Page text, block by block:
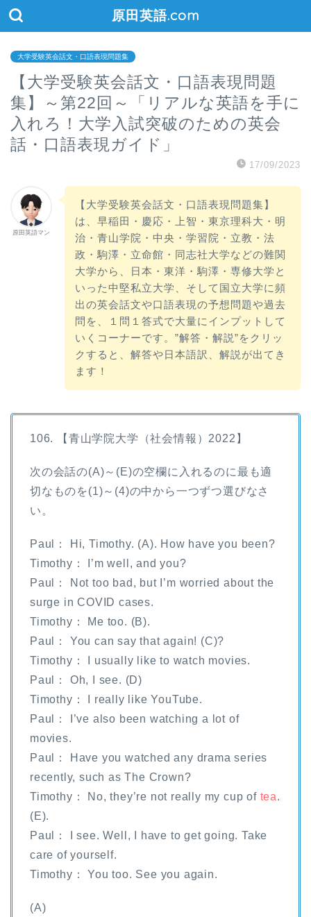
原田英語.com
大学受験英会話文・口語表現問題集
【大学受験英会話文・口語表現問題
集】～第22回～「リアルな英語を手に
入れろ！大学入試突破のための英会
話・口語表現ガイド」
17/09/2023
原田英語マン
【大学受験英会話文・口語表現問題集】
は、早稲田・慶応・上智・東京理科大・明
治・青山学院・中央・学習院・立教・法
政・駒澤・立命館・同志社大学などの難関
大学から、日本・東洋・駒澤・専修大学と
いった中堅私立大学、そして国立大学に頻
出の英会話文や口語表現の予想問題や過去
問を、１問１答式で大量にインプットして
いくコーナーです。”解答・解説”をクリッ
クすると、解答や日本語訳、解説が出てき
ます！
106. 【青山学院大学（社会情報）2022】
次の会話の(A)～(E)の空欄に入れるのに最も適
切なものを(1)～(4)の中から一つずつ選びなさ
い。
Paul： Hi, Timothy. (A). How have you been?
Timothy： I’m well, and you?
Paul： Not too bad, but I’m worried about the
surge in COVID cases.
Timothy： Me too. (B).
Paul： You can say that again! (C)?
Timothy： I usually like to watch movies.
Paul： Oh, I see. (D)
Timothy： I really like YouTube.
Paul： I’ve also been watching a lot of
movies.
Paul： Have you watched any drama series
recently, such as The Crown?
Timothy： No, they’re not really my cup of tea.
(E).
Paul： I see. Well, I have to get going. Take
care of yourself.
Timothy： You too. See you again.
(A)